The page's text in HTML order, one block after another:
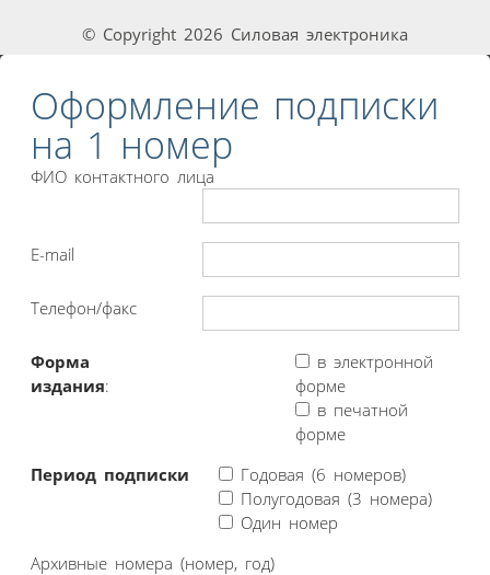
© Copyright 2026 Силовая электроника
Оформление подписки
на 1 номер
ФИО контактного лица
E-mail
Телефон/факс
Форма
издания:
в электронной
форме
в печатной
форме
Период подписки
Годовая (6 номеров)
Полугодовая (3 номера)
Один номер
Архивные номера (номер, год)